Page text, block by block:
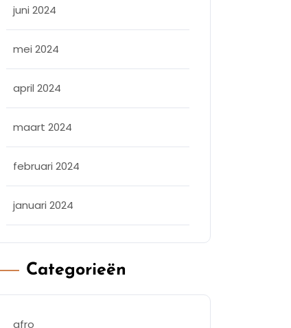
juni 2024
mei 2024
april 2024
maart 2024
februari 2024
januari 2024
Categorieën
afro